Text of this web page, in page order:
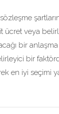
ücret veya
bir
bir
en iyi seçimi